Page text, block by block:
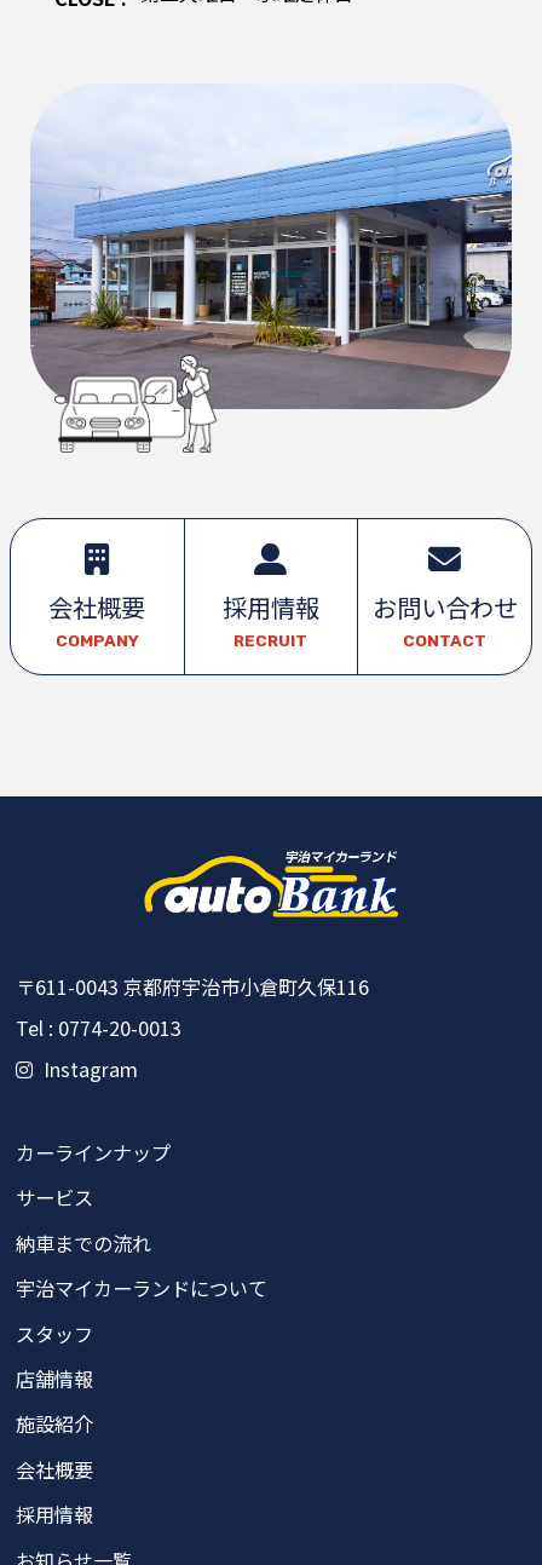
会社概要
COMPANY
採用情報
RECRUIT
お問い合わせ
CONTACT
〒611-0043京都府宇治市小倉町久保116
Tel : 0774-20-0013
Instagram
カーラインナップ
サービス
納車までの流れ
宇治マイカーランドについて
スタッフ
店舗情報
施設紹介
会社概要
採用情報